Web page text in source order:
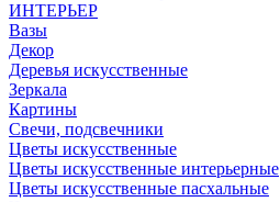
ИНТЕРЬЕР
Вазы
Декор
Деревья искусственные
Зеркала
Картины
Свечи, подсвечники
Цветы искусственные
Цветы искусственные интерьерные
Цветы искусственные пасхальные